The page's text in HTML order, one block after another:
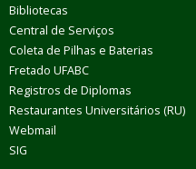
Bibliotecas
Central de Serviços
Coleta de Pilhas e Baterias
Fretado UFABC
Registros de Diplomas
Restaurantes Universitários (RU)
Webmail
SIG